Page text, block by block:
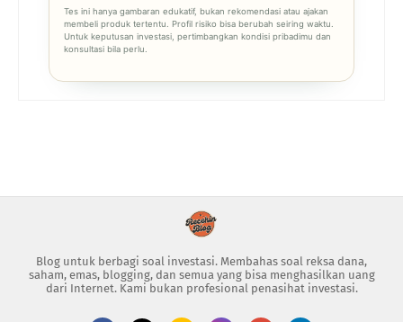
Tes ini hanya gambaran edukatif, bukan rekomendasi atau ajakan
membeli produk tertentu. Profil risiko bisa berubah seiring waktu.
Untuk keputusan investasi, pertimbangkan kondisi pribadimu dan
konsultasi bila perlu.
Blog untuk berbagi soal investasi. Membahas soal reksa dana,
saham, emas, blogging, dan semua yang bisa menghasilkan uang
dari Internet. Kami bukan profesional penasihat investasi.